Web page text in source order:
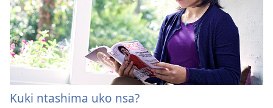
Kuki ntashima uko nsa?